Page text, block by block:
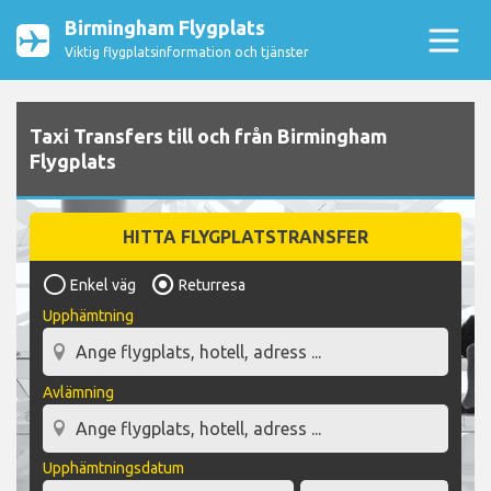
Birmingham Flygplats
Viktig flygplatsinformation och tjänster
Taxi Transfers till och från Birmingham
Flygplats
HITTA FLYGPLATSTRANSFER
Enkel väg
Returresa
Upphämtning
Avlämning
Upphämtningsdatum